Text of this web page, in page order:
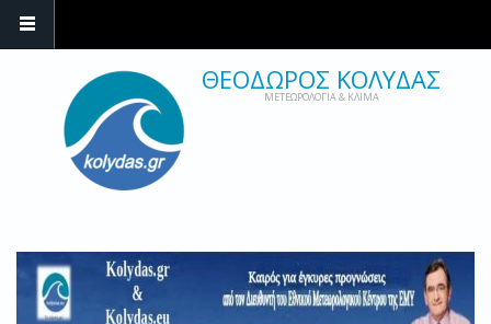
ΘΕΟΔΩΡΟΣ ΚΟΛΥΔΑΣ
ΜΕΤΕΩΡΟΛΟΓΙΑ & ΚΛΙΜΑ